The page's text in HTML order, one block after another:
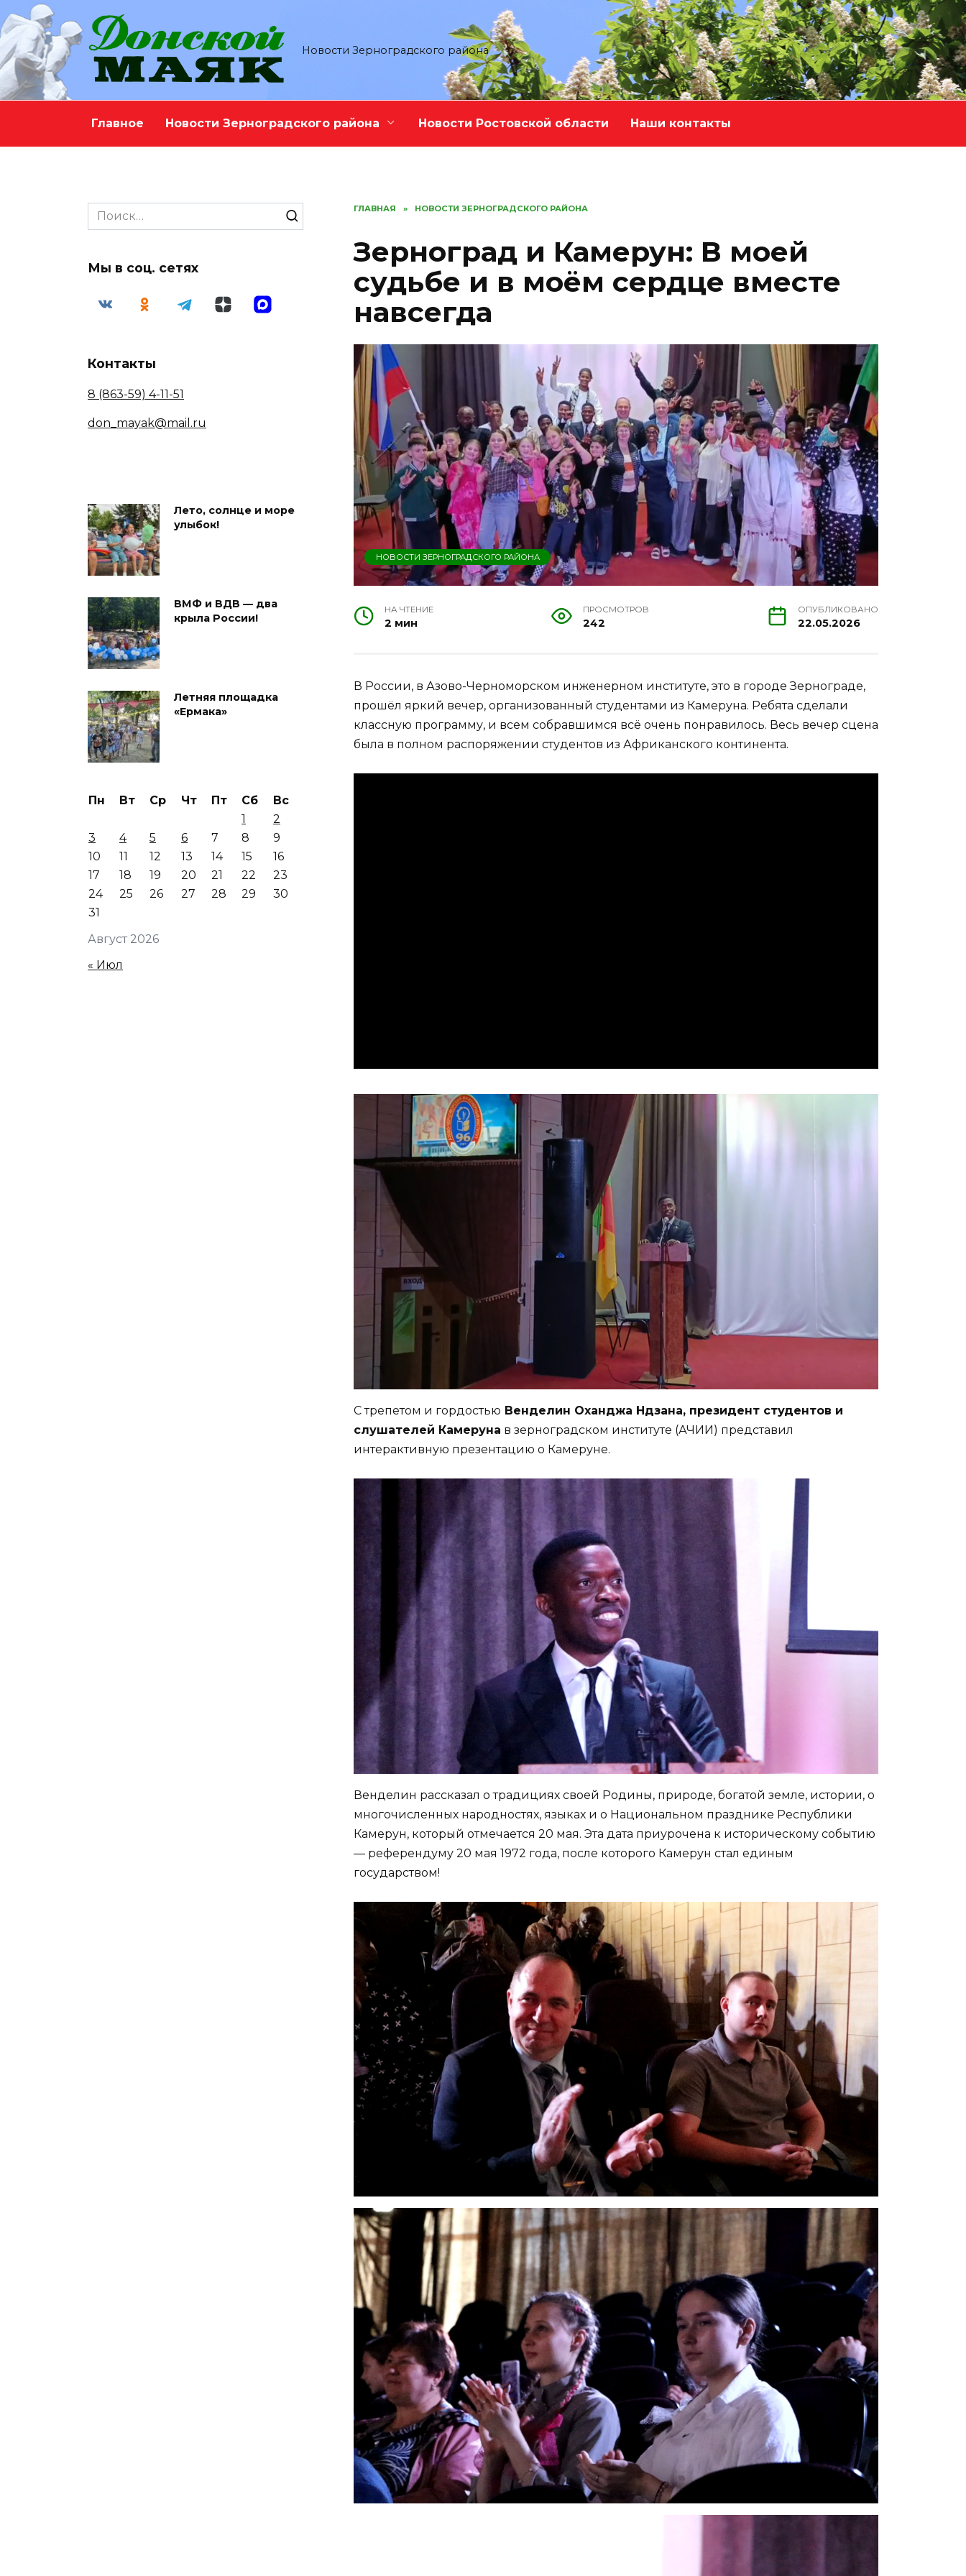
Перейти
к
содержанию
Новости Зерноградского района
Главное Новости Зерноградского района Новости Ростовской области Наши контакты
ГЛАВНАЯ » НОВОСТИ ЗЕРНОГРАДСКОГО РАЙОНА
Зерноград и Камерун: В моей
судьбе и в моём сердце вместе
навсегда
НОВОСТИ ЗЕРНОГРАДСКОГО РАЙОНА
НА ЧТЕНИЕ
2 мин
ПРОСМОТРОВ
242
ОПУБЛИКОВАНО
22.05.2026
В России, в Азово-Черноморском инженерном институте, это в городе Зернограде,
прошёл яркий вечер, организованный студентами из Камеруна. Ребята сделали
классную программу, и всем собравшимся всё очень понравилось. Весь вечер сцена
была в полном распоряжении студентов из Африканского континента.
С трепетом и гордостью Венделин Оханджа Ндзана, президент студентов и
слушателей Камеруна в зерноградском институте (АЧИИ) представил
интерактивную презентацию о Камеруне.
Венделин рассказал о традициях своей Родины, природе, богатой земле, истории, о
многочисленных народностях, языках и о Национальном празднике Республики
Камерун, который отмечается 20 мая. Эта дата приурочена к историческому событию
— референдуму 20 мая 1972 года, после которого Камерун стал единым
государством!
Search
for:
Мы в соц. сетях
Контакты
8 (863-59) 4-11-51
don_mayak@mail.ru
Лето, солнце и море
улыбок!
ВМФ и ВДВ — два
крыла России!
Летняя площадка
«Ермака»
Август 2026
Пн Вт Ср Чт Пт Сб
Вс
1
2
3
4 5 6 7 8
9
10
11 12 13 14 15
16
17
18 19 20 21 22
23
24
25 26 27 28 29
30
31
« Июл